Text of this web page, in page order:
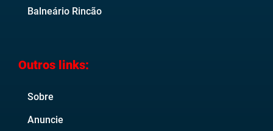
Balneário Rincão
Outros links:
Sobre
Anuncie